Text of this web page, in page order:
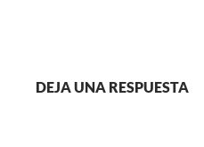
DEJA UNA RESPUESTA